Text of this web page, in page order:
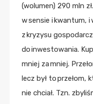
(wolumen) 290 mln
w sensie i kwantum,
z kryzysu
do inwestowania.
mniej za mniej.
lecz był to przełom,
nie chciał. Tzn.